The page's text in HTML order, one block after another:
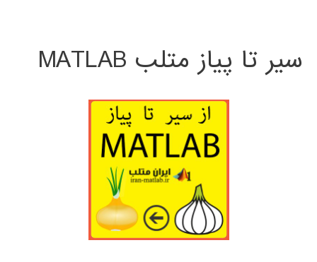
سیر تا پیاز متلب MATLAB